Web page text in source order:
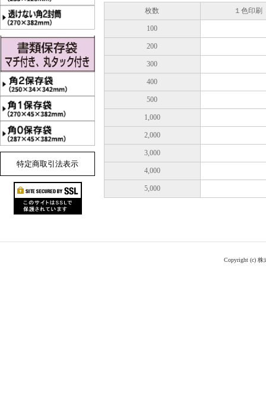
特定商取引法表示
枚数 １色印刷
100
200
300
400
500
1,000
2,000
3,000
4,000
5,000
Copyright (c)